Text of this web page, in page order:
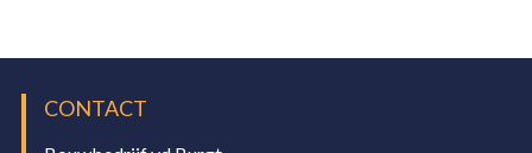
CONTACT